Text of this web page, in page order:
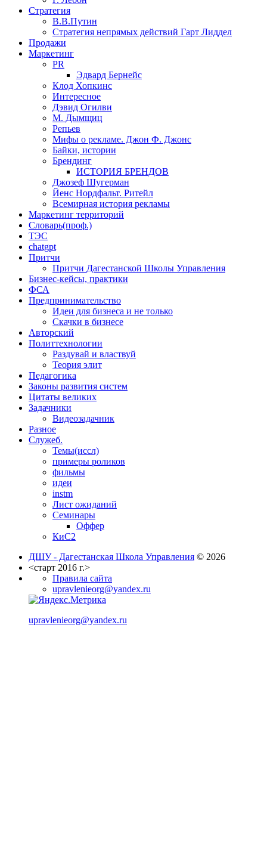
Стратегия
В.В.Путин
​Стратегия непрямых действий Гарт Лиддел
Продажи
Маркетинг
PR
Эдвард Бернейс
Клод Хопкинс
Интересное
Дэвид Огилви
М. Дымщиц
Репьев
Мифы о рекламе. Джон Ф. Джонс
Байки, истории
Брендинг
ИСТОРИЯ БРЕНДОВ
Джозеф Шугерман
​Йенс Нордфальт. Ритейл
Всемирная история рекламы
Маркетинг территорий
Словарь(проф.)
ТЭС
chatgpt
Притчи
Притчи Дагестанской Школы Управления
Бизнес-кейсы, практики
ФСА
Предпринимательство
Идеи для бизнеса и не только
Скачки в бизнесе
Авторский
Политтехнологии
Раздувай и властвуй
Теория элит
​Педагогика
Законы развития систем
Цитаты великих
Задачники
Видеозадачник
Разное
Служеб.
Темы(иссл)
примеры роликов
фильмы
идеи
instm
Лист ожиданий
Семинары
Оффер
КиС2
ДШУ - Дагестанская Школа Управления © 2026
<старт 2016 г.>
Правила сайта
upravlenieorg@yandex.ru
upravlenieorg@yandex.ru